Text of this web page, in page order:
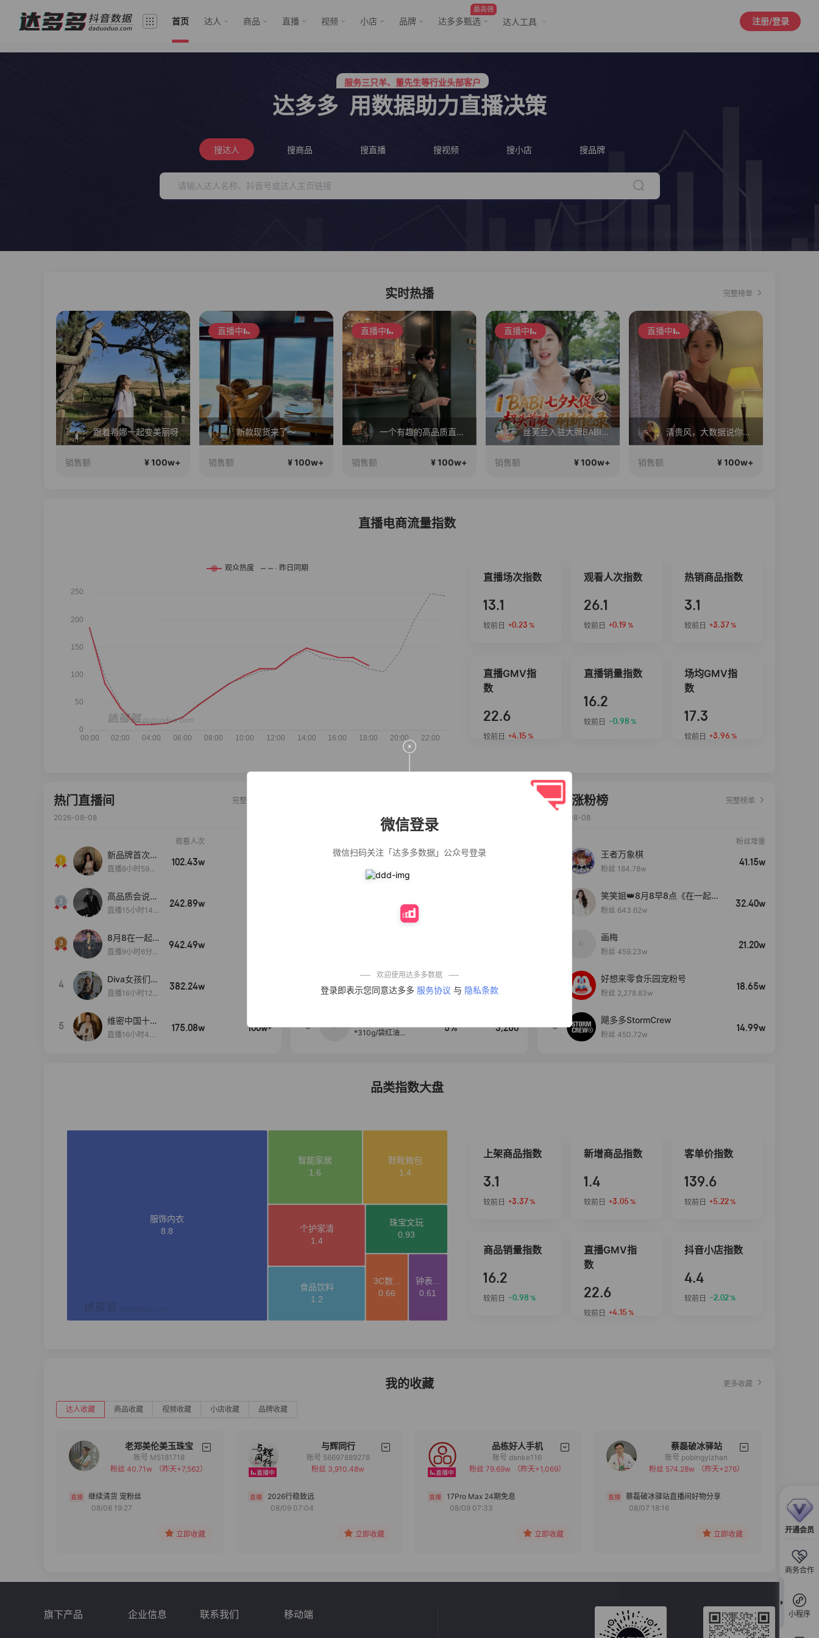
首页 达人 商品 直播 视频 小店 品牌
最高佣
达多多甄选 达人工具 注册/登录
开通会员
商务合作
小程序
微信登录
微信扫码关注「达多多数据」公众号登录
欢迎使用达多多数据
登录即表示您同意达多多 服务协议 与 隐私条款
服务三只羊、董先生等行业头部客户
行业价格屠夫，年卡会员低至798/年
服务三只羊、董先生等行业头部客户
达多多 用数据助力直播决策
搜达人 搜商品 搜直播 搜视频 搜小店 搜品牌
实时热播 完整榜单
跟着希娜一起变美丽呀
销售额 ¥ 100w+
直播中
新款现货来了～
销售额 ¥ 100w+
直播中
一个有趣的高品质直播间~
销售额 ¥ 100w+
直播中
丝芙兰入驻大牌BABI！竟然打到这个价？？
销售额 ¥ 100w+
直播中
清贵风，大数据说你很有审美
销售额 ¥ 100w+
直播电商流量指数
直播场次指数
13.1
较前日 +0.23 %
观看人次指数
26.1
较前日 +0.19 %
热销商品指数
3.1
较前日 +3.37%
直播GMV指
数
22.6
较前日 +4.15 %
直播销量指数
16.2
较前日 -0.98 %
场均GMV指
数
17.3
较前日 +3.96 %
热门直播间
完整榜单
2026-08-08
观看人次
新品牌首次大
上新
直播8小时59分
102.43w
高品质会说
话….
直播15小时14
242.89w
8月8在一起
生日献礼盛典
直播9小时6分1
942.49w
4
Diva女孩们集
合啦~意大利
直播16小时12
382.24w
5
维密中国十周
年 与你如此
直播16小时48
175.08w 100w+
公仔牌顽渍净洗
污渍除菌除螨3倍
净厨房油烟机去
重油污去油王污
免煮开袋即食劲
【爆款推荐】力
士依兰香沐浴露
12% 3,530
5
*310g/袋红油麻
5% 3,260
达人涨粉榜
完整榜单
2026-08-08
粉丝增量
王者万象棋
粉丝 184.78w
41.15w
笑笑姐👑8月8早8点《在一起》
生日盛典
粉丝 643.62w
32.40w
画梅
粉丝 459.23w
21.20w
好想来零食乐园宠粉号
粉丝 2,278.83w
18.65w
5
飓多多StormCrew
粉丝 450.72w
14.99w
品类指数大盘
上架商品指数
3.1
较前日 +3.37%
新增商品指数
1.4
较前日 +3.05 %
客单价指数
139.6
较前日 +5.22%
商品销量指数
16.2
较前日 -0.98 %
直播GMV指
数
22.6
较前日 +4.15 %
抖音小店指数
4.4
较前日 -2.02%
我的收藏 更多收藏
达人收藏 商品收藏 视频收藏 小店收藏 品牌收藏
老郑美伦美玉珠宝
备注
账号 M5181718
粉丝 40.71w
（昨天+7,562）
继续清货 宠粉丝
08/08 19:27
立即收藏
与辉同行
备注
账号 56697889278
粉丝 3,910.48w
2026行稳致远
08/09 07:04
立即收藏
品栋好人手机
备注
分组
账号 danke116
粉丝 79.69w
（昨天+1,069）
17Pro Max 24期免息
08/09 07:33
立即收藏
蔡磊破冰驿站
备注
分组
账号 pobingyizhan
粉丝 574.28w
（昨天+276）
蔡磊破冰驿站直播间好物分享
08/07 18:16
立即收藏
旗下产品 企业信息 联系我们 移动端